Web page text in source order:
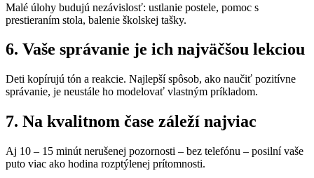
Malé úlohy budujú nezávislosť: ustlanie postele, pomoc s
prestieraním stola, balenie školskej tašky.
6. Vaše správanie je ich najväčšou lekciou
Deti kopírujú tón a reakcie. Najlepší spôsob, ako naučiť pozitívne
správanie, je neustále ho modelovať vlastným príkladom.
7. Na kvalitnom čase záleží najviac
Aj 10 – 15 minút nerušenej pozornosti – bez telefónu – posilní vaše
puto viac ako hodina rozptýlenej prítomnosti.